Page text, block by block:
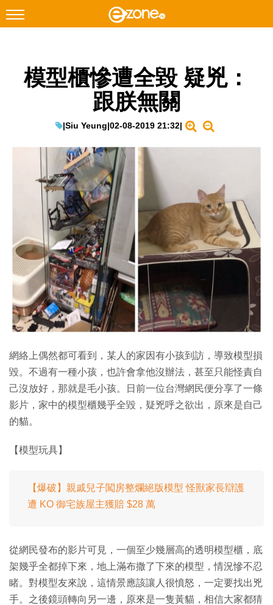
Facebook Instagram
遊戲動漫
教學評測
EduTech
IT Times
生成式AI與雲端應用
Enterprise Digital Transformation
特集
模型櫃慘遭全毀 疑兇：
跟朕無關
|Siu Yeung|02-08-2019 21:32|
網絡上偶然都可看到，某人的家因有小孩到訪，導致模型損
毀。不過有一種小孩，也許會拿他沒辦法，甚至只能怪責自
己沒放好，那就是毛小孩。日前一位台灣網民便分享了一條
影片，家中的模型櫃幾乎全毀，疑兇呼之欲出，原來是自己
的貓。
【模型玩具】
【爆破】親戚兒子闖房整爛絕版模型 怪獸家長辯護
遭 KO 御宅族屋主獲賠 $28 萬
從網民發布的影片可見，一個至少幾層高的透明模型櫃，底
架幾乎全都掉下來，地上滿布撒了下來的模型，情況慘不忍
睹。對模型友來說，這情景應該讓人很憤怒，一定要找出兇
手。之後鏡頭轉向另一邊，原來是一隻黃貓，相信大家都猜